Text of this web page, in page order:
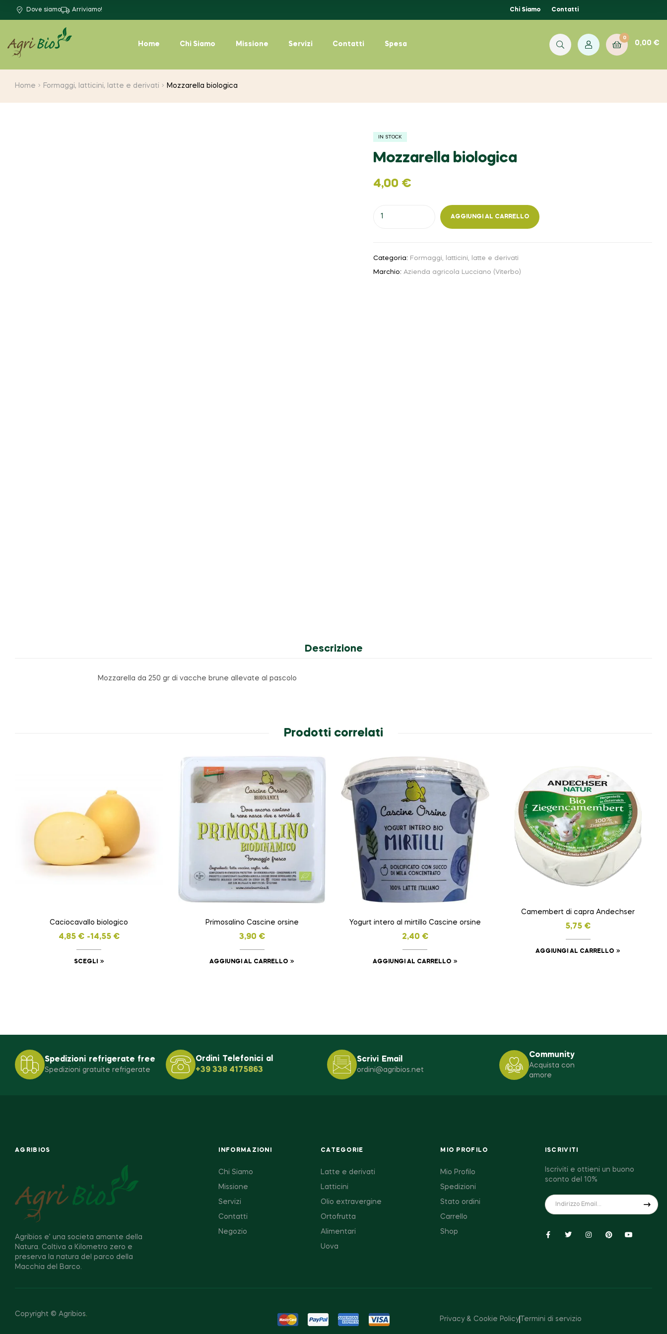
Dove siamo Arriviamo! Chi Siamo Contatti
Home Chi Siamo Missione Servizi Contatti Spesa
0
0,00 €
Home Formaggi, latticini, latte e derivati Mozzarella biologica
IN STOCK
Mozzarella biologica
4,00 €
AGGIUNGI AL CARRELLO
Categoria: Formaggi, latticini, latte e derivati
Marchio: Azienda agricola Lucciano (Viterbo)
Descrizione
Mozzarella da 250 gr di vacche brune allevate al pascolo
Prodotti correlati
Caciocavallo biologico
4,85 € -14,55 €
SCEGLI
Primosalino Cascine orsine
3,90 €
AGGIUNGI AL CARRELLO
Yogurt intero al mirtillo Cascine orsine
2,40 €
AGGIUNGI AL CARRELLO
Camembert di capra Andechser
5,75 €
AGGIUNGI AL CARRELLO
Spedizioni refrigerate free
Spedizioni gratuite refrigerate
Ordini Telefonici al
+39 338 4175863
Scrivi Email
ordini@agribios.net
Community
Acquista con
amore
AGRIBIOS
Agribios e’ una societa amante della
Natura. Coltiva a Kilometro zero e
preserva la natura del parco della
Macchia del Barco.
INFORMAZIONI
Chi Siamo
Missione
Servizi
Contatti
Negozio
CATEGORIE
Latte e derivati
Latticini
Olio extravergine
Ortofrutta
Alimentari
Uova
MIO PROFILO
Mio Profilo
Spedizioni
Stato ordini
Carrello
Shop
ISCRIVITI
Iscriviti e ottieni un buono
sconto del 10%
Copyright © Agribios.
Privacy & Cookie Policy Termini di servizio